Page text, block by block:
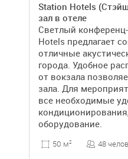
Station Hotels
зал в отеле
Светлый
Hotels предлагает
отличные
города. Удобное
от вокзала
зала. Для
все необходимые
оборудование.
50 м2 48